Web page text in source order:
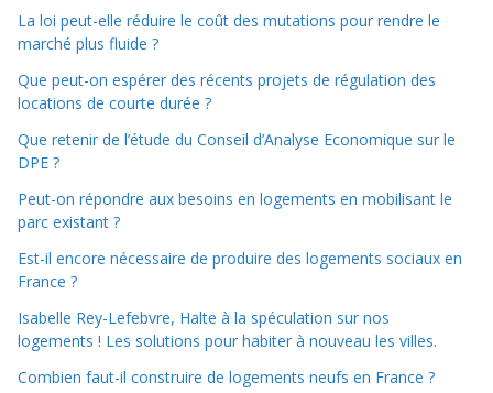
La loi peut-elle réduire le coût des mutations pour rendre le
marché plus fluide ?
Que peut-on espérer des récents projets de régulation des
locations de courte durée ?
Que retenir de l’étude du Conseil d’Analyse Economique sur le
DPE ?
Peut-on répondre aux besoins en logements en mobilisant le
parc existant ?
Est-il encore nécessaire de produire des logements sociaux en
France ?
Isabelle Rey-Lefebvre, Halte à la spéculation sur nos
logements ! Les solutions pour habiter à nouveau les villes.
Combien faut-il construire de logements neufs en France ?